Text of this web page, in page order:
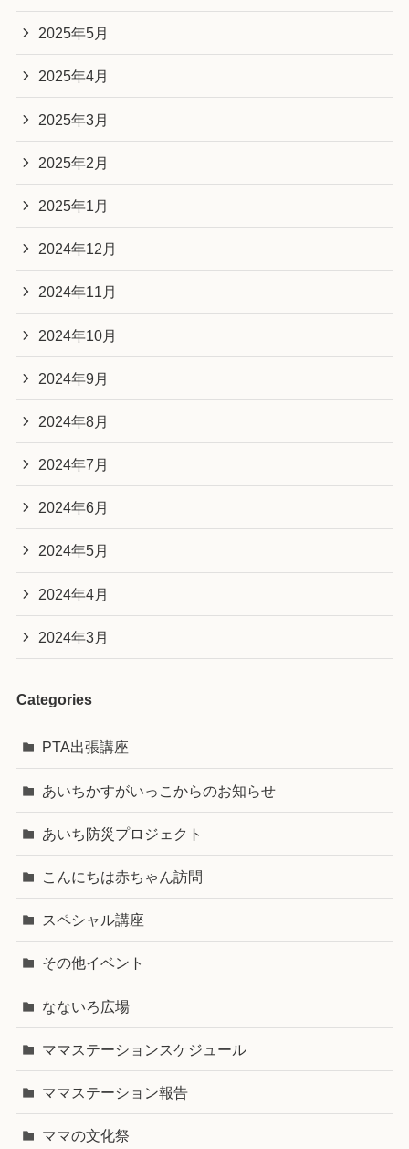
2025年5月
2025年4月
2025年3月
2025年2月
2025年1月
2024年12月
2024年11月
2024年10月
2024年9月
2024年8月
2024年7月
2024年6月
2024年5月
2024年4月
2024年3月
Categories
PTA出張講座
あいちかすがいっこからのお知らせ
あいち防災プロジェクト
こんにちは赤ちゃん訪問
スペシャル講座
その他イベント
なないろ広場
ママステーションスケジュール
ママステーション報告
ママの文化祭